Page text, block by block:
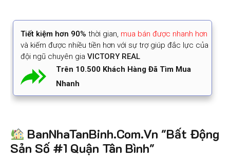
Tiết kiệm hơn 90% thời gian, mua bán được nhanh hơn
và kiếm được nhiều tiền hơn với sự trợ giúp đắc lực của
đội ngũ chuyên gia VICTORY REAL
Trên 10.500 Khách Hàng Đã Tìm Mua
Nhanh
BanNhaTanBinh.Com.Vn "Bất Động
Sản Số #1 Quận Tân Bình"